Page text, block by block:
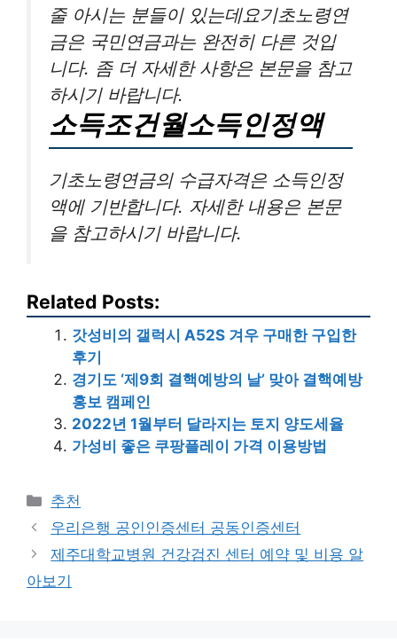
줄 아시는 분들이 있는데요기초노령연
금은 국민연금과는 완전히 다른 것입
니다. 좀 더 자세한 사항은 본문을 참고
하시기 바랍니다.
소득조건월소득인정액
기초노령연금의 수급자격은 소득인정
액에 기반합니다. 자세한 내용은 본문
을 참고하시기 바랍니다.
Related Posts:
갓성비의 갤럭시 A52S 겨우 구매한 구입한
후기
경기도 ‘제9회 결핵예방의 날’ 맞아 결핵예방
홍보 캠페인
2022년 1월부터 달라지는 토지 양도세율
가성비 좋은 쿠팡플레이 가격 이용방법
Categories
추천
우리은행 공인인증센터 공동인증센터
제주대학교병원 건강검진 센터 예약 및 비용 알
아보기